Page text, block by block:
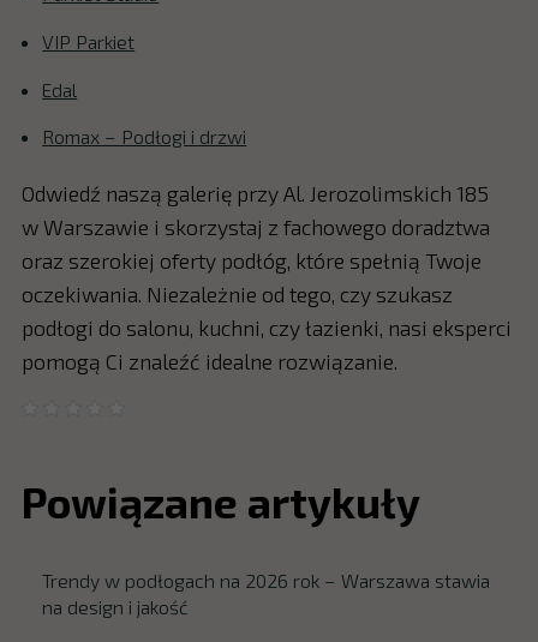
VIP Parkiet
Edal
Romax – Podłogi i drzwi
Odwiedź naszą galerię przy Al. Jerozolimskich 185
w Warszawie i skorzystaj z fachowego doradztwa
oraz szerokiej oferty podłóg, które spełnią Twoje
oczekiwania. Niezależnie od tego, czy szukasz
podłogi do salonu, kuchni, czy łazienki, nasi eksperci
pomogą Ci znaleźć idealne rozwiązanie.
Powiązane artykuły
Trendy w podłogach na 2026 rok – Warszawa stawia
na design i jakość